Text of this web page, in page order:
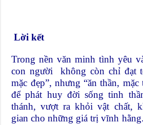
Lời kết
Trong nền văn minh tình yêu
con người không còn chỉ đạt
mặc đẹp”, nhưng “ăn thần,
để phát huy đời sống tinh
thánh, vượt ra khỏi vật chất,
gian cho những giá trị vĩnh